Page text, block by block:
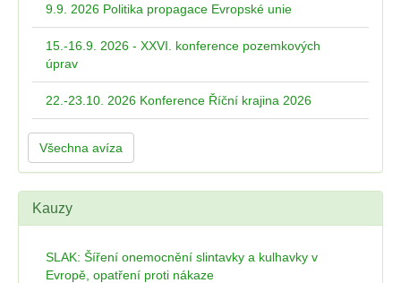
9.9. 2026 Politika propagace Evropské unie
15.-16.9. 2026 - XXVI. konference pozemkových
úprav
22.-23.10. 2026 Konference Říční krajina 2026
Všechna avíza
Kauzy
SLAK: Šíření onemocnění slintavky a kulhavky v
Evropě, opatření proti nákaze